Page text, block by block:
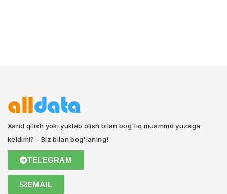
Xarid qilish yoki yuklab olish bilan bog'liq muammo yuzaga
keldimi? - Biz bilan bog'laning!
TELEGRAM
EMAIL